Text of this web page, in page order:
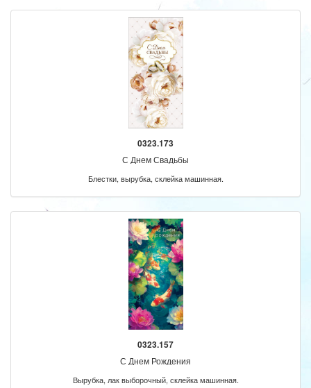
0323.173
С Днем Свадьбы
Блестки, вырубка, склейка машинная.
0323.157
С Днем Рождения
Вырубка, лак выборочный, склейка машинная.